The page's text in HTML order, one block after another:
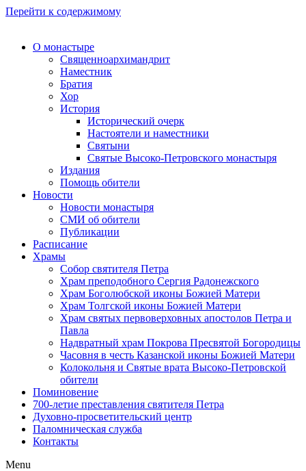
Перейти к содержимому
О монастыре
Священноархимандрит
Наместник
Братия
Хор
История
Исторический очерк
Настоятели и наместники
Святыни
Святые Высоко-Петровского монастыря
Издания
Помощь обители
Новости
Новости монастыря
СМИ об обители
Публикации
Расписание
Храмы
Собор святителя Петра
Храм преподобного Сергия Радонежского
Храм Боголюбской иконы Божией Матери
Храм Толгской иконы Божией Матери
Храм святых первоверховных апостолов Петра и
Павла
Надвратный храм Покрова Пресвятой Богородицы
Часовня в честь Казанской иконы Божией Матери
Колокольня и Святые врата Высоко-Петровской
обители
Поминовение
700-летие преставления святителя Петра
Духовно-просветительский центр
Паломническая служба
Контакты
Menu